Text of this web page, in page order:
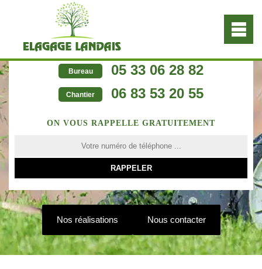
Bureau 05 33 06 28 82
Chantier 06 83 53 20 55
ON VOUS RAPPELLE GRATUITEMENT
Nos réalisations Nous contacter